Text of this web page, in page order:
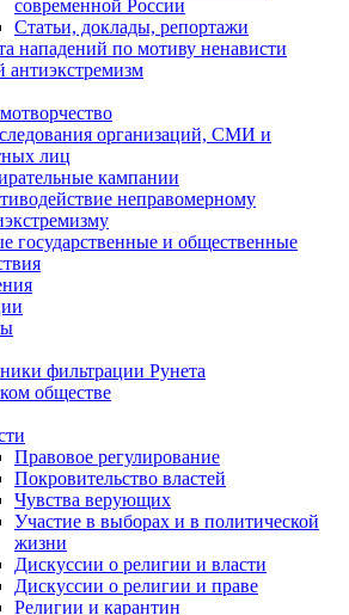
современной России
Статьи, доклады, репортажи
нападений по мотиву ненависти
организаций, СМИ и
лиц
кампании
неправомерному
государственные и общественные
фильтрации Рунета
обществе
Правовое регулирование
Покровительство властей
Чувства верующих
Участие в выборах и в политической
жизни
Дискуссии о религии и власти
Дискуссии о религии и праве
Религии и карантин